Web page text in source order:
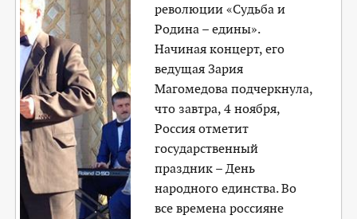
революции «Судьба и
Родина – едины».
Начиная концерт, его
ведущая Зария
Магомедова подчеркнула,
что завтра, 4 ноября,
Россия отметит
государственный
праздник – День
народного единства. Во
все времена россияне